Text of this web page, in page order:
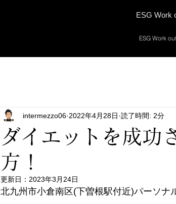
ESG Work
ESG Work out
ダイエットを成功
方！
intermezzo06 2022年4月28日 読了時間: 2分
更新日： 2023年3月24日
北九州市小倉南区(下曽根駅付近)パーソナ